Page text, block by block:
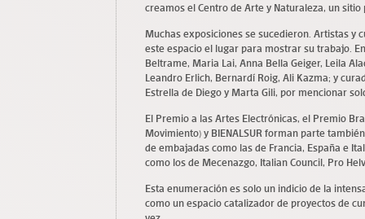
creamos el Centro de Arte y Naturaleza, un
Muchas exposiciones se sucedieron. Artistas
este espacio el lugar para mostrar su trabajo.
Beltrame, Maria Lai, Anna Bella Geiger, Leila
Leandro Erlich, Bernardí Roig, Ali Kazma; y
Estrella de Diego y Marta Gili, por mencionar
El Premio a las Artes Electrónicas, el Premio
Movimiento) y BIENALSUR forman parte
de embajadas como las de Francia, España e
como los de Mecenazgo, Italian Council, Pro
Esta enumeración es solo un indicio de la
como un espacio catalizador de proyectos de